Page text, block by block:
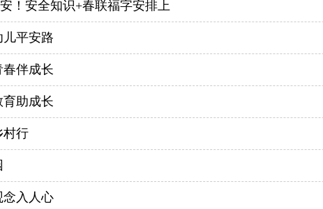
！安全知识+春联福字安排上
平安路
伴成长
助成长
村行
念入人心